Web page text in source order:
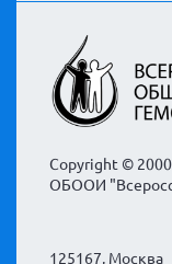
Copyright ©
ОБООИ
125167, Москва